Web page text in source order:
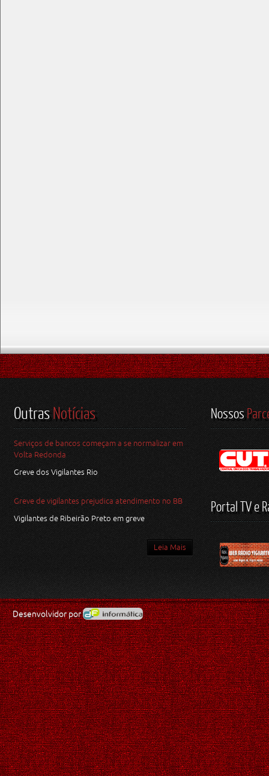
OutrasNotícias
Serviços de bancos começam a se normalizar em
Volta Redonda
Greve dos Vigilantes Rio
Greve de vigilantes prejudica atendimento no BB
Vigilantes de Ribeirão Preto em greve
Leia Mais
Nossos
Portal TV e
Desenvolvidor por